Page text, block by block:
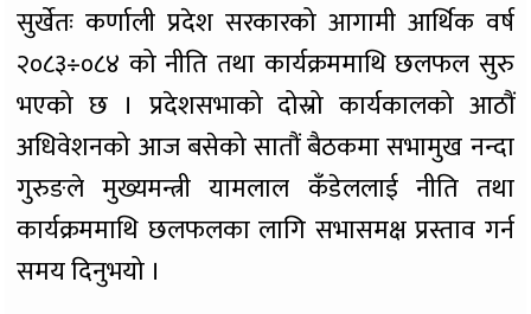
सुर्खेतः कर्णाली प्रदेश सरकारको आगामी आर्थिक वर्ष
२०८३÷०८४ को नीति तथा कार्यक्रममाथि छलफल सुरु
भएको छ । प्रदेशसभाको दोस्रो कार्यकालको आठौं
अधिवेशनको आज बसेको सातौं बैठकमा सभामुख नन्दा
गुरुङले मुख्यमन्त्री यामलाल कँडेललाई नीति तथा
कार्यक्रममाथि छलफलका लागि सभासमक्ष प्रस्ताव गर्न
समय दिनुभयो ।